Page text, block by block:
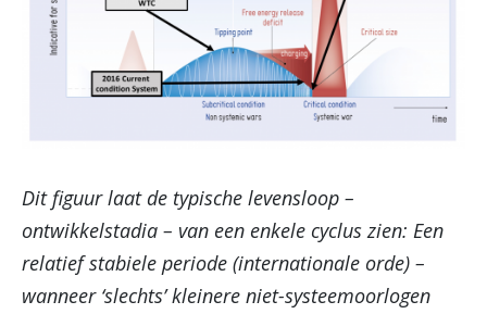
Dit figuur laat de typische levensloop –
ontwikkelstadia – van een enkele cyclus zien: Een
relatief stabiele periode (internationale orde) –
wanneer ‘slechts’ kleinere niet-systeemoorlogen